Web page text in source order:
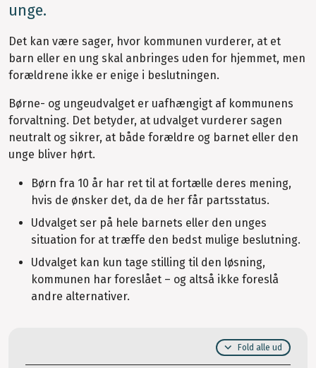
unge.
Det kan være sager, hvor kommunen vurderer, at et
barn eller en ung skal anbringes uden for hjemmet, men
forældrene ikke er enige i beslutningen.
Børne- og ungeudvalget er uafhængigt af kommunens
forvaltning. Det betyder, at udvalget vurderer sagen
neutralt og sikrer, at både forældre og barnet eller den
unge bliver hørt.
Børn fra 10 år har ret til at fortælle deres mening,
hvis de ønsker det, da de her får partsstatus.
Udvalget ser på hele barnets eller den unges
situation for at træffe den bedst mulige beslutning.
Udvalget kan kun tage stilling til den løsning,
kommunen har foreslået – og altså ikke foreslå
andre alternativer.
Fold alle ud